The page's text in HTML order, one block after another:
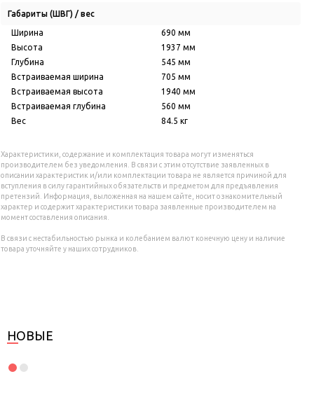
Габариты (ШВГ) / вес
Ширина
690 мм
Высота
1937 мм
Глубина
545 мм
Встраиваемая ширина
705 мм
Встраиваемая высота
1940 мм
Встраиваемая глубина
560 мм
Вес
84.5 кг
Характеристики, содержание и комплектация товара могут изменяться
производителем без уведомления. В связи с этим отсутствие заявленных в
описании характеристик и/или комплектации товара не является причиной для
вступления в силу гарантийных обязательств и предметом для предъявления
претензий. Информация, выложенная на нашем сайте, носит ознакомительный
характер и содержит характеристики товара заявленные производителем на
момент составления описания.
В связи с нестабильностью рынка и колебанием валют конечную цену и наличие
товара уточняйте у наших сотрудников.
НОВЫЕ